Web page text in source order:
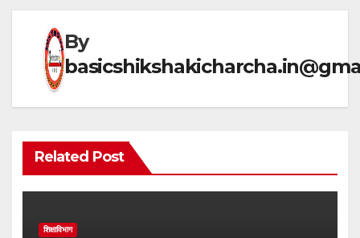
p
k
By
Related Post
शिक्षाविभाग